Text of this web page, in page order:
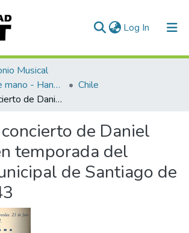
Log In (current)
Musical
Programas de mano - Hand programs
Chile
Segundo concierto de Daniel Ericourt en temporada del Teatro Municipal de Santiago de Chile 1943
de Daniel
temporada del
de Santiago de